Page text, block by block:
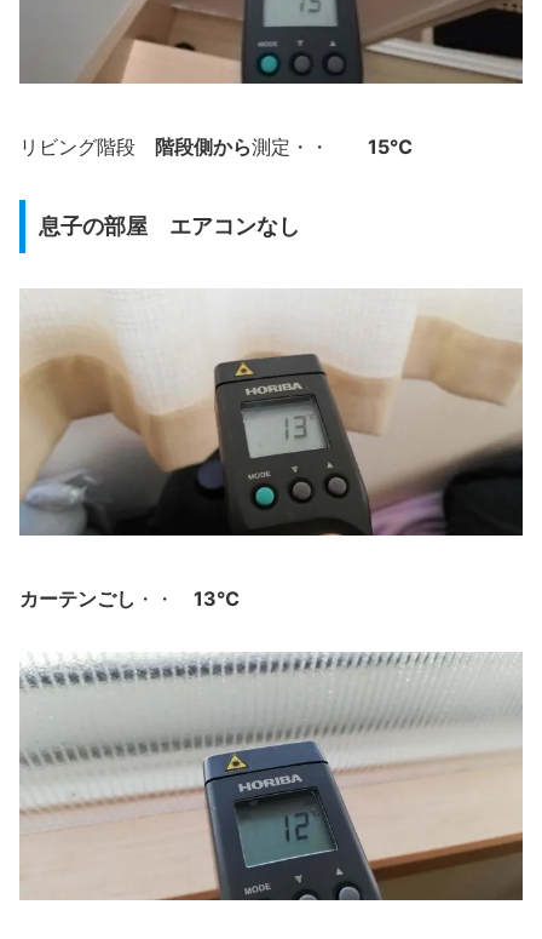
リビング階段 階段側から測定・・ 15℃
息子の部屋 エアコンなし
カーテンごし ・・ 13℃